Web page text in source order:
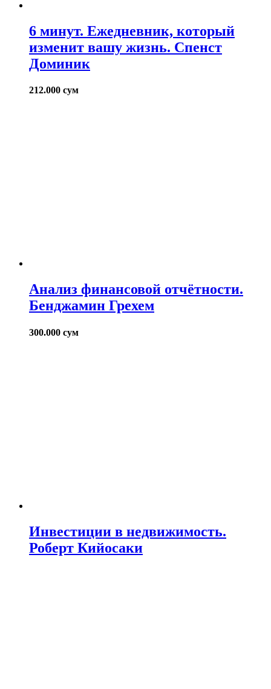
6 минут. Ежедневник, который
изменит вашу жизнь. Спенст
Доминик
212.000 сум
Анализ финансовой отчётности.
Бенджамин Грехем
300.000 сум
Инвестиции в недвижимость.
Роберт Кийосаки